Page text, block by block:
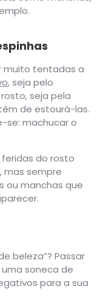
muito tentadas a
, seja pelo
seja pela
de estourá-las.
se: machucar o
do rosto
mas sempre
ou manchas que
beleza”? Passar
soneca de
para a sua